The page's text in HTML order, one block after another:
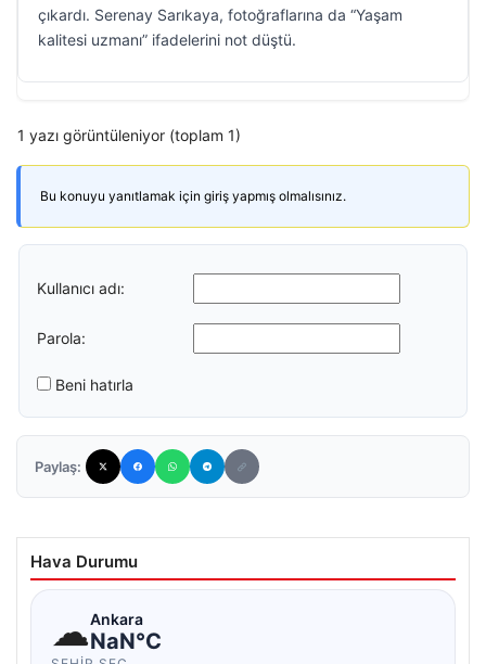
çıkardı. Serenay Sarıkaya, fotoğraflarına da “Yaşam
kalitesi uzmanı” ifadelerini not düştü.
1 yazı görüntüleniyor (toplam 1)
Bu konuyu yanıtlamak için giriş yapmış olmalısınız.
Kullanıcı adı:
Parola:
Beni hatırla
Paylaş:
Hava Durumu
☁Ankara
NaN°C